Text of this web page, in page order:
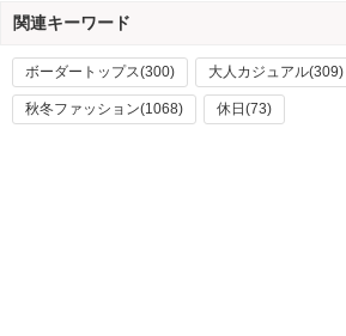
関連キーワード
ボーダートップス(300) 大人カジュアル(309)
秋冬ファッション(1068) 休日(73)